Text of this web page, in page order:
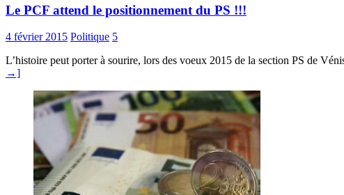
Le PCF attend le positionnement du PS !!!
4 février 2015 Politique 5
L’histoire peut porter à sourire, lors des voeux 2015 de la section PS de
→]